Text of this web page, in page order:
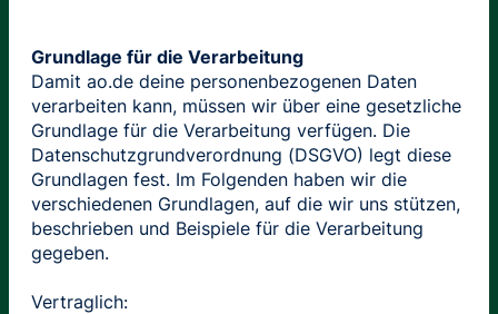
Grundlage für die Verarbeitung
Damit ao.de deine personenbezogenen Daten
verarbeiten kann, müssen wir über eine gesetzliche
Grundlage für die Verarbeitung verfügen. Die
Datenschutzgrundverordnung (DSGVO) legt diese
Grundlagen fest. Im Folgenden haben wir die
verschiedenen Grundlagen, auf die wir uns stützen,
beschrieben und Beispiele für die Verarbeitung
gegeben.
Vertraglich: